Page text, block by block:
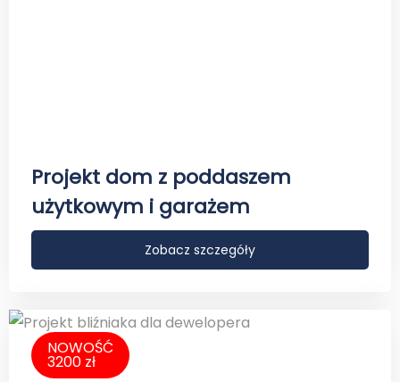
Projekt dom z poddaszem
użytkowym i garażem
Zobacz szczegóły
NOWOŚĆ
3200 zł